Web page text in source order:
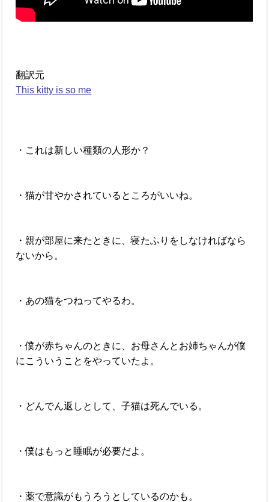
翻訳元
This kitty is so me
・これは新しい種類の人形か？
・猫が甘やかされているところがいいね。
・親が部屋に来たときに、寝たふりをしなければなら
ないから。
・あの猫をつねってやるわ。
・僕が赤ちゃんのときに、お母さんとお姉ちゃんが僕
にこういうことをやっていたよ。
・どんでん返しとして、子猫は死んでいる。
・僕はもっと睡眠が必要だよ。
・薬で意識がもうろうとしているのかも。